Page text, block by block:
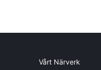
Vårt Närverk